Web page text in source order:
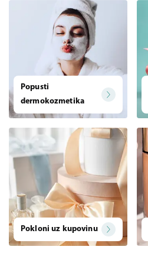
Popusti
dermokozmetika
Pokloni uz kupovinu